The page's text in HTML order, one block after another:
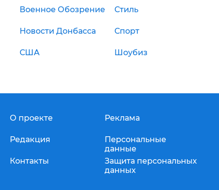
Военное Обозрение Стиль
Новости Донбасса Спорт
США Шоубиз
О проекте
Редакция
Контакты
Реклама
Персональные
данные
Защита персональных
данных